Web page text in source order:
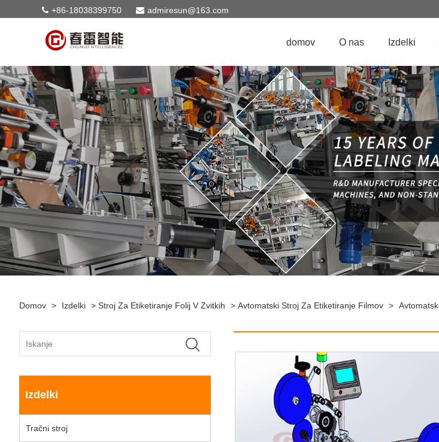
+86-18038399750 admiresun@163.com
domov O nas Izdelki
Domov > Izdelki > Stroj Za Etiketiranje Folij V Zvitkih > Avtomatski Stroj Za Etiketiranje Filmov >
Izdelki
Tračni stroj